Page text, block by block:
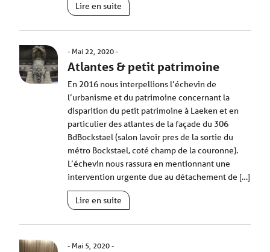
Lire en suite
Mai 22, 2020
Atlantes & petit patrimoine
En 2016 nous interpellions l’échevin de
l’urbanisme et du patrimoine concernant la
disparition du petit patrimoine à Laeken et en
particulier des atlantes de la façade du 306
BdBockstael (salon lavoir pres de la sortie du
métro Bockstael, coté champ de la couronne).
L’échevin nous rassura en mentionnant une
intervention urgente due au détachement de […]
Lire en suite
Mai 5, 2020